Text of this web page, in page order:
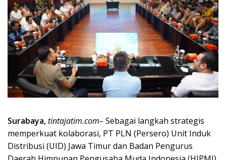
Surabaya,tintajatim.com– Sebagai langkah strategis
memperkuat kolaborasi, PT PLN (Persero) Unit Induk
Distribusi (UID) Jawa Timur dan Badan Pengurus